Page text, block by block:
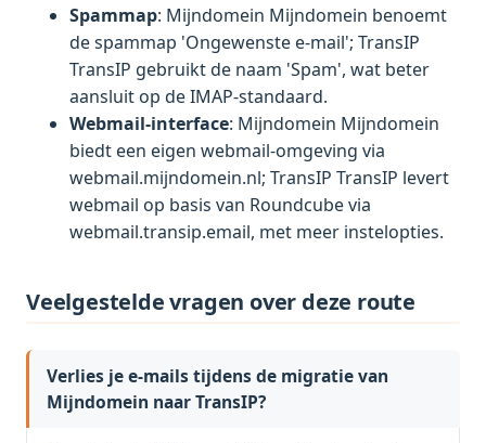
Spammap: Mijndomein Mijndomein benoemt
de spammap 'Ongewenste e-mail'; TransIP
TransIP gebruikt de naam 'Spam', wat beter
aansluit op de IMAP-standaard.
Webmail-interface: Mijndomein Mijndomein
biedt een eigen webmail-omgeving via
webmail.mijndomein.nl; TransIP TransIP levert
webmail op basis van Roundcube via
webmail.transip.email, met meer instelopties.
Veelgestelde vragen over deze route
Verlies je e-mails tijdens de migratie van
Mijndomein naar TransIP?